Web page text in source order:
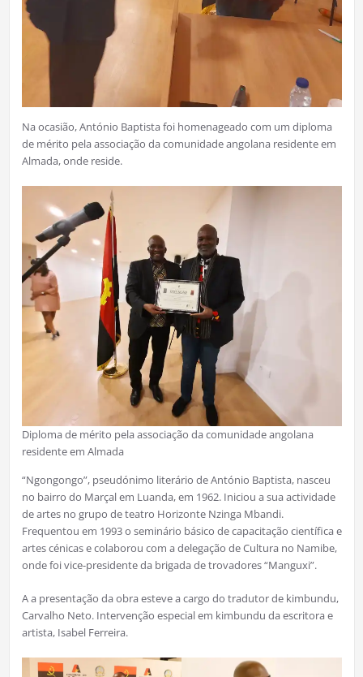
Na ocasião, António Baptista foi homenageado com um diploma
de mérito pela associação da comunidade angolana residente em
Almada, onde reside.
Diploma de mérito pela associação da comunidade angolana
residente em Almada
“Ngongongo”, pseudónimo literário de António Baptista, nasceu
no bairro do Marçal em Luanda, em 1962. Iniciou a sua actividade
de artes no grupo de teatro Horizonte Nzinga Mbandi.
Frequentou em 1993 o seminário básico de capacitação científica e
artes cénicas e colaborou com a delegação de Cultura no Namibe,
onde foi vice-presidente da brigada de trovadores “Manguxi”.
A a presentação da obra esteve a cargo do tradutor de kimbundu,
Carvalho Neto. Intervenção especial em kimbundu da escritora e
artista, Isabel Ferreira.